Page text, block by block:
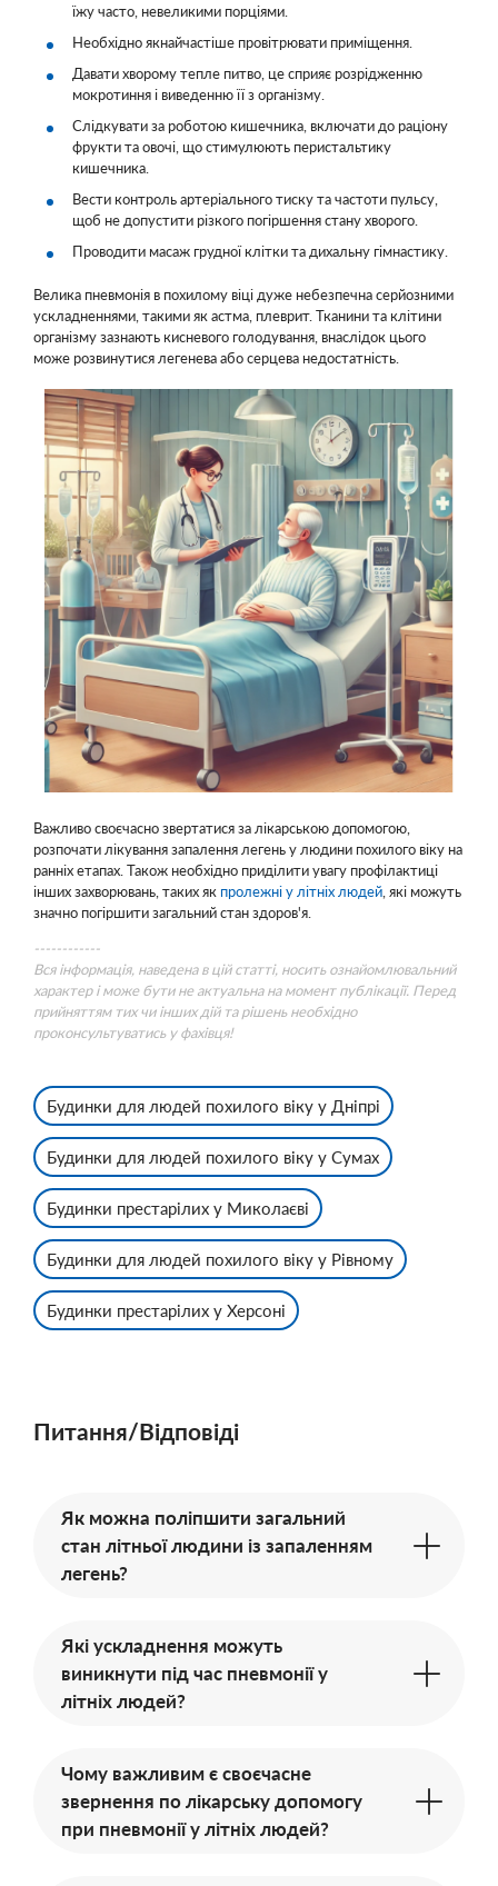
їжу часто, невеликими порціями.
Необхідно якнайчастіше провітрювати приміщення.
Давати хворому тепле питво, це сприяє розрідженню
мокротиння і виведенню її з організму.
Слідкувати за роботою кишечника, включати до раціону
фрукти та овочі, що стимулюють перистальтику
кишечника.
Вести контроль артеріального тиску та частоти пульсу,
щоб не допустити різкого погіршення стану хворого.
Проводити масаж грудної клітки та дихальну гімнастику.
Велика пневмонія в похилому віці дуже небезпечна серйозними
ускладненнями, такими як астма, плеврит. Тканини та клітини
організму зазнають кисневого голодування, внаслідок цього
може розвинутися легенева або серцева недостатність.
Важливо своєчасно звертатися за лікарською допомогою,
розпочати лікування запалення легень у людини похилого віку на
ранніх етапах. Також необхідно приділити увагу профілактиці
інших захворювань, таких як пролежні у літніх людей , які можуть
значно погіршити загальний стан здоров'я.
------------
Вся інформація, наведена в цій статті, носить ознайомлювальний
характер і може бути не актуальна на момент публікації. Перед
прийняттям тих чи інших дій та рішень необхідно
проконсультуватись у фахівця!
Будинки для людей похилого віку у Дніпрі
Будинки для людей похилого віку у Сумах
Будинки престарілих у Миколаєві
Будинки для людей похилого віку у Рівному
Будинки престарілих у Херсоні
Питання/Відповіді
Як можна поліпшити загальний
стан літньої людини із запаленням
легень?
Які ускладнення можуть
виникнути під час пневмонії у
літніх людей?
Чому важливим є своєчасне
звернення по лікарську допомогу
при пневмонії у літніх людей?